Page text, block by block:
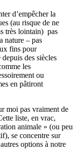
d’empêcher la
(au risque de ne
très lointain) ­ pas
nature – pas
fins pour
des siècles
les
ou
en pâtiront
moi pas vraiment de
liste, en vrac,
animale » (ou peu
se concentre sur
options à notre